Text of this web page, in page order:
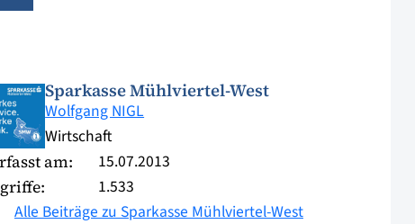
Sparkasse Mühlviertel-West
Wolfgang NIGL
Wirtschaft
am: 15.07.2013
1.533
Alle Beiträge zu Sparkasse Mühlviertel-West